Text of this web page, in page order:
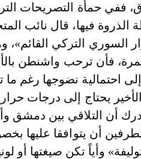
ففي حمأة التصريحات
فيها، قال نائب
السوري التركي القائم»،
فأن ترحب واشنطن
احتمالية نضوجها رغم ما
يحتاج إلى درجات
أن التلاقي بين دمشق
أن يتوافقا عليها
وأياً تكن صيغتها أو